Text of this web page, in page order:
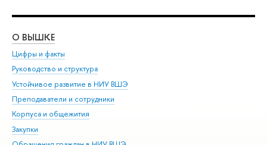
О ВЫШКЕ
Цифры и факты
Руководство и структура
Устойчивое развитие в НИУ ВШЭ
Преподаватели и сотрудники
Корпуса и общежития
Закупки